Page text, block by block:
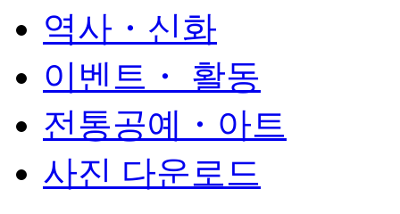
역사・신화
이벤트・ 활동
전통공예・아트
사진 다운로드